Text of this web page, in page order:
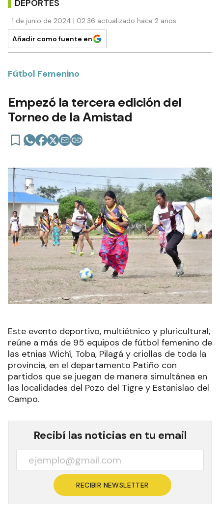
DEPORTES
1 de junio de 2024 | 02:36 actualizado hace 2 años
Añadir como fuente en
Fútbol Femenino
Empezó la tercera edición del
Torneo de la Amistad
Este evento deportivo, multiétnico y pluricultural,
reúne a más de 95 equipos de fútbol femenino de
las etnias Wichí, Toba, Pilagá y criollas de toda la
provincia, en el departamento Patiño con
partidos que se juegan de manera simultánea en
las localidades del Pozo del Tigre y Estanislao del
Campo.
Recibí las noticias en tu email
RECIBIR NEWSLETTER